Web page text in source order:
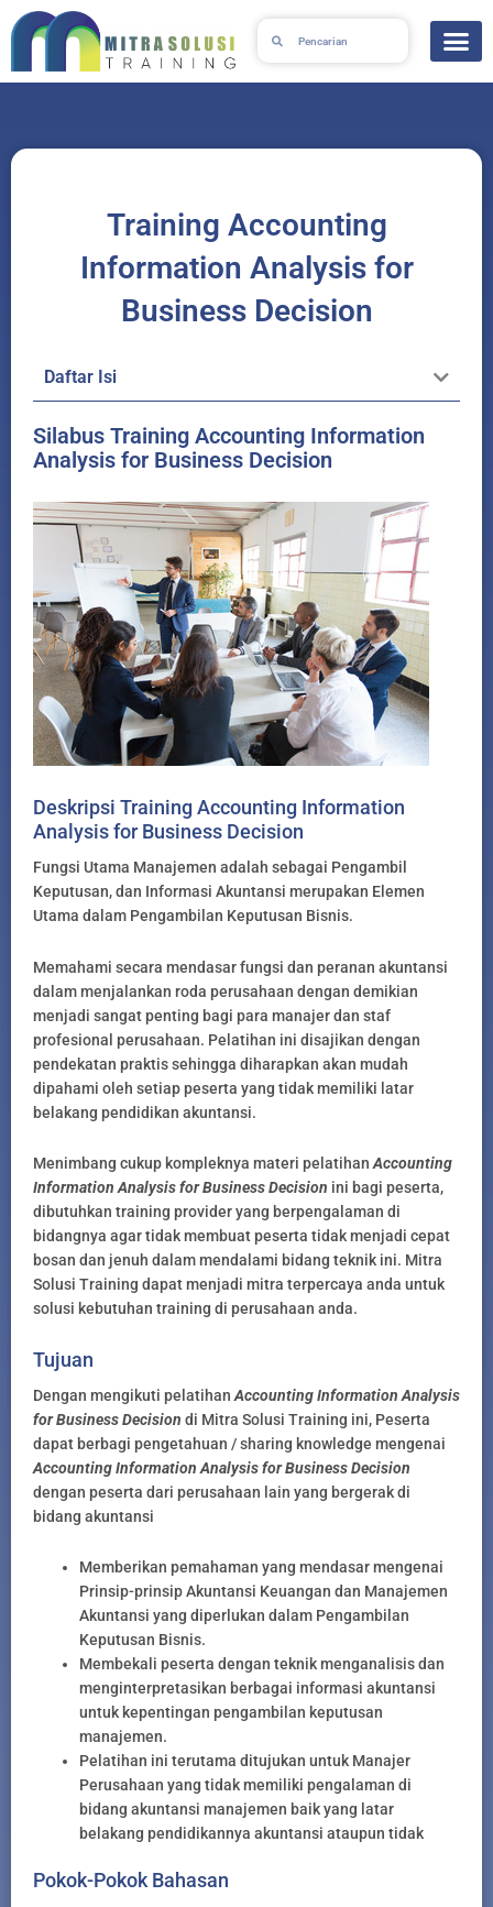
Skip
to
Training Accounting
Information Analysis for
Business Decision
Daftar Isi
Silabus Training Accounting Information
Analysis for Business Decision
Deskripsi Training Accounting Information
Analysis for Business Decision
Fungsi Utama Manajemen adalah sebagai Pengambil
Keputusan, dan Informasi Akuntansi merupakan Elemen
Utama dalam Pengambilan Keputusan Bisnis.
Memahami secara mendasar fungsi dan peranan akuntansi
dalam menjalankan roda perusahaan dengan demikian
menjadi sangat penting bagi para manajer dan staf
profesional perusahaan. Pelatihan ini disajikan dengan
pendekatan praktis sehingga diharapkan akan mudah
dipahami oleh setiap peserta yang tidak memiliki latar
belakang pendidikan akuntansi.
Menimbang cukup kompleknya materi pelatihanAccounting
Information Analysis for Business Decision ini bagi peserta,
dibutuhkan training provider yang berpengalaman di
bidangnya agar tidak membuat peserta tidak menjadi cepat
bosan dan jenuh dalam mendalami bidang teknik ini. Mitra
Solusi Training dapat menjadi mitra terpercaya anda untuk
solusi kebutuhan training di perusahaan anda.
Tujuan
Dengan mengikuti pelatihan Accounting Information Analysis
for Business Decision di Mitra Solusi Training ini, Peserta
dapat berbagi pengetahuan / sharing knowledge mengenai
Accounting Information Analysis for Business Decision
dengan peserta dari perusahaan lain yang bergerak di
bidang akuntansi
Memberikan pemahaman yang mendasar mengenai
Prinsip-prinsip Akuntansi Keuangan dan Manajemen
Akuntansi yang diperlukan dalam Pengambilan
Keputusan Bisnis.
Membekali peserta dengan teknik menganalisis dan
menginterpretasikan berbagai informasi akuntansi
untuk kepentingan pengambilan keputusan
manajemen.
Pelatihan ini terutama ditujukan untuk Manajer
Perusahaan yang tidak memiliki pengalaman di
bidang akuntansi manajemen baik yang latar
belakang pendidikannya akuntansi ataupun tidak
Pokok-Pokok Bahasan